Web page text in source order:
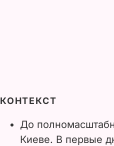
КОНТЕКСТ
До
Киеве. В первые